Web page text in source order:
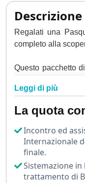
Descrizione
Regalati una
completo alla
Questo pacchetto
iconiche del
Rosso a Marsa
Il tour inizia al
contrasti. Qui
dove potrai
Micerino, custodite
Leggi di più
La quota
Incontro ed
Internazionale
finale.
Sistemazione
trattamento di